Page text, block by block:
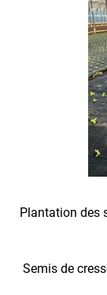
Plantation des
Semis de